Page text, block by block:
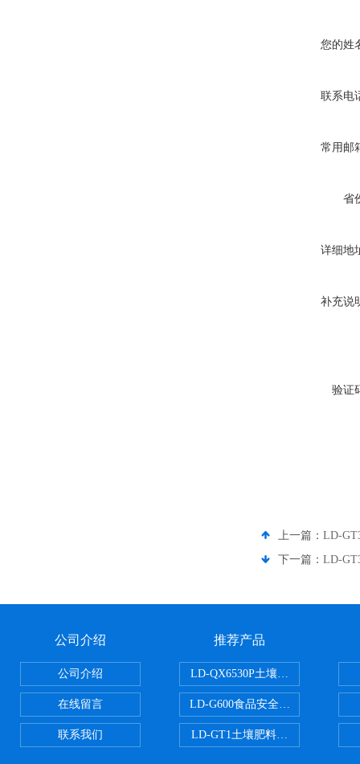
您的姓
联系电
常用邮
省
详细地
补充说
验证
上一篇： LD-
下一篇： LD-
公司介绍
公司介绍
在线留言
联系我们
推荐产品
LD-QX6530P土壤氧化还原电位检
LD-G600食品安全检测仪
LD-GT1土壤肥料养分检测仪